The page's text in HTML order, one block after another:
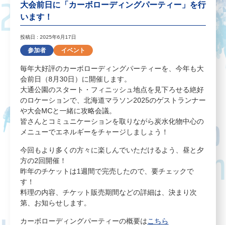
大会前日に「カーボローディングパーティー」を行
います！
投稿日 : 2025年6月17日
参加者 イベント
毎年大好評のカーボローディングパーティーを、今年も大
会前日（8月30日）に開催します。
大通公園のスタート・フィニッシュ地点を見下ろせる絶好
のロケーションで、北海道マラソン2025のゲストランナー
や大会MCと一緒に攻略会議。
皆さんとコミュニケーションを取りながら炭水化物中心の
メニューでエネルギーをチャージしましょう！
今回もより多くの方々に楽しんでいただけるよう、昼と夕
方の2回開催！
昨年のチケットは1週間で完売したので、要チェックで
す！
料理の内容、チケット販売期間などの詳細は、決まり次
第、お知らせします。
カーボローディングパーティーの概要はこちら